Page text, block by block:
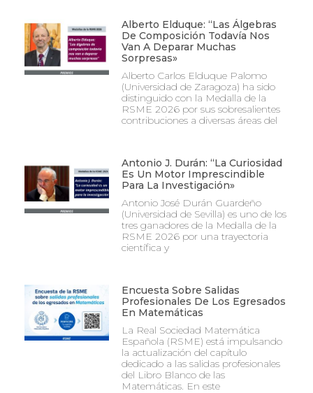
Alberto Elduque: “Las Álgebras
De Composición Todavía Nos
Van A Deparar Muchas
Sorpresas»
Alberto Carlos Elduque Palomo
(Universidad de Zaragoza) ha sido
distinguido con la Medalla de la
RSME 2026 por sus sobresalientes
contribuciones a diversas áreas del
Antonio J. Durán: “La Curiosidad
Es Un Motor Imprescindible
Para La Investigación»
Antonio José Durán Guardeño
(Universidad de Sevilla) es uno de los
tres ganadores de la Medalla de la
RSME 2026 por una trayectoria
científica y
Encuesta Sobre Salidas
Profesionales De Los Egresados
En Matemáticas
La Real Sociedad Matemática
Española (RSME) está impulsando
la actualización del capítulo
dedicado a las salidas profesionales
del Libro Blanco de las
Matemáticas. En este